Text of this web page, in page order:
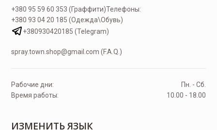
Телефоны:
+380 95 59 60 353 (Граффити)
+380 93 04 20 185 (Одежда\Обувь)
+380930420185 (Telegram)
spray.town.shop@gmail.com (F.A.Q.)
Рабочие дни:
Пн. - Сб.
Время работы:
10.00 - 18.00
ИЗМЕНИТЬ ЯЗЫК